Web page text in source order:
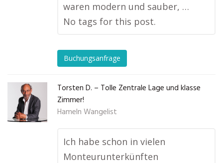
waren modern und sauber, …
No tags for this post.
Buchungsanfrage
Torsten D. – Tolle Zentrale Lage und klasse
Zimmer!
Hameln Wangelist
Ich habe schon in vielen
Monteurunterkünften